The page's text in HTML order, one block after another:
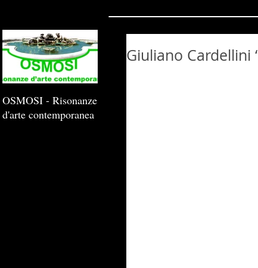
Giuliano Cardellini
OSMOSI - Risonanze
d'arte contemporanea